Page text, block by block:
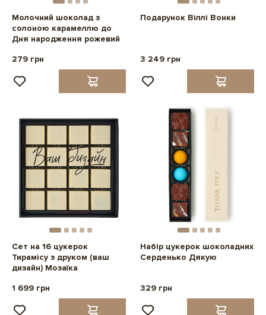
Молочний шоколад з
солоною карамеллю до
Дня народження рожевий
279 грн
Подарунок Віллі Вонки
3 249 грн
Сет на 16 цукерок
Тирамісу з друком (ваш
дизайн) Мозаїка
1 699 грн
Набір цукерок шоколадних
Серденько Дякую
329 грн